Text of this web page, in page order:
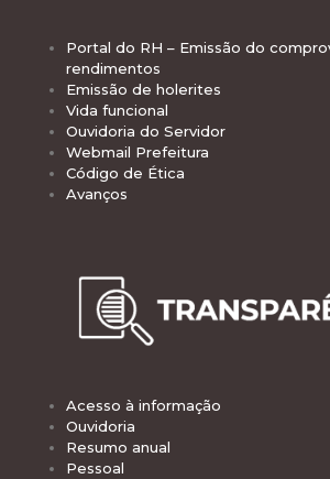
Portal do RH – Emissão do
rendimentos
Emissão de holerites
Vida funcional
Ouvidoria do Servidor
Webmail Prefeitura
Código de Ética
Avanços
Acesso à informação
Ouvidoria
Resumo anual
Pessoal